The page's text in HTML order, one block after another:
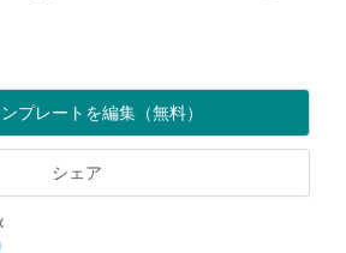
プレートを編集（無料）
シェア